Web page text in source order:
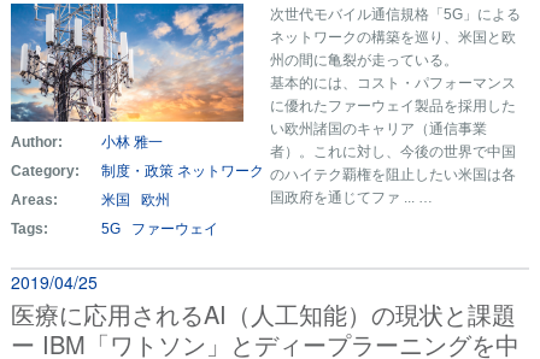
次世代モバイル通信規格「5G」による
ネットワークの構築を巡り、米国と欧
州の間に亀裂が走っている。
基本的には、コスト・パフォーマンス
に優れたファーウェイ製品を採用した
い欧州諸国のキャリア（通信事業
者）。これに対し、今後の世界で中国
のハイテク覇権を阻止したい米国は各
国政府を通じてファ ... …
Author:
小林 雅一
Category:
制度・政策 ネットワーク
Areas:
米国
欧州
Tags:
5G ファーウェイ
2019/04/25
医療に応用されるAI（人工知能）の現状と課題
ー IBM「ワトソン」とディープラーニングを中